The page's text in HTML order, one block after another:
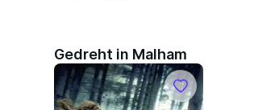
Gedreht in Malham